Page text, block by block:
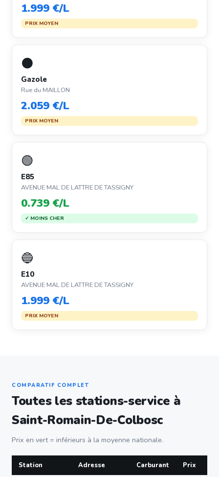
1.999 €/L
PRIX MOYEN
⚫
Gazole
Rue du MAILLON
2.059 €/L
PRIX MOYEN
🟢
E85
AVENUE MAL DE LATTRE DE TASSIGNY
0.739 €/L
✓ MOINS CHER
🔵
E10
AVENUE MAL DE LATTRE DE TASSIGNY
1.999 €/L
PRIX MOYEN
COMPARATIF COMPLET
Toutes les stations-service à
Saint-Romain-De-Colbosc
Prix en vert = inférieurs à la moyenne nationale.
Station Adresse Carburant Prix